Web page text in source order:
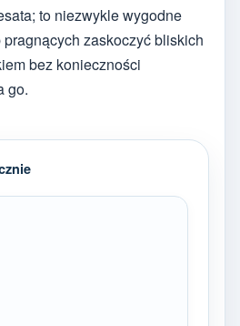
to niezwykle wygodne
zaskoczyć bliskich
bez konieczności
go.